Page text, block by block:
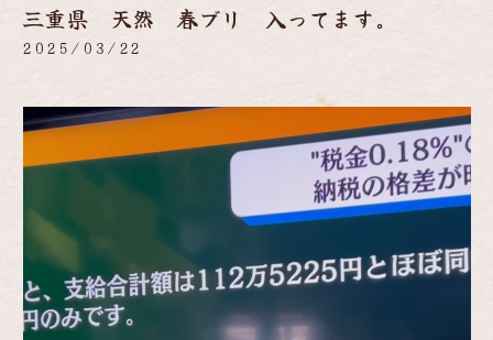
三重県 天然 春ブリ 入ってます。
2025/03/22